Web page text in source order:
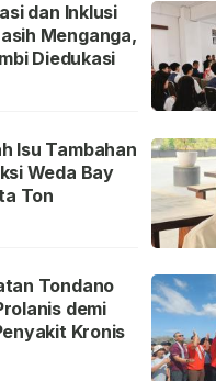
dan Inklusi
Menganga,
Diedukasi
Isu Tambahan
Weda Bay
Ton
Tondano
demi
Kronis